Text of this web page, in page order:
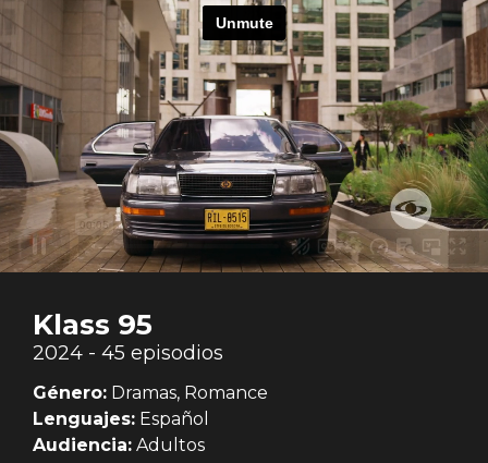
Klass 95
2024 - 45 episodios
Género: Dramas, Romance
Lenguajes: Español
Audiencia: Adultos